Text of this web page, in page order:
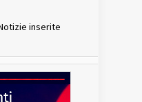
inserite